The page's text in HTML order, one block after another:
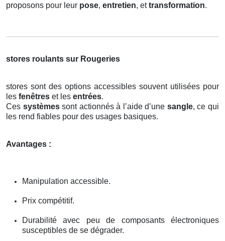
proposons pour leur pose, entretien, ettransformation.
stores roulants sur Rougeries
stores sont des options accessibles souvent utilisées pour
les fenêtres et les entrées.
Ces systèmessont actionnés à l’aide d’une sangle, ce qui
les rend fiables pour des usages basiques.
Avantages :
Manipulation accessible.
Prix compétitif.
Durabilité avec peu de composants électroniques
susceptibles de se dégrader.